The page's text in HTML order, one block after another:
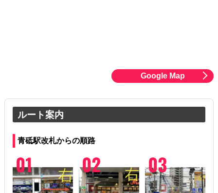
Google Map
ルート案内
青砥駅改札からの順路